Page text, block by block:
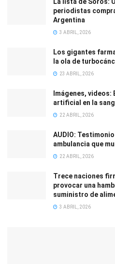
periodistas
Argentina
3 ABRIL, 2026
Los gigantes
la ola de
23 ABRIL, 2026
Imágenes,
artificial en la
22 ABRIL, 2026
AUDIO:
ambulancia que
22 ABRIL, 2026
Trece naciones
provocar una
suministro de
3 ABRIL, 2026